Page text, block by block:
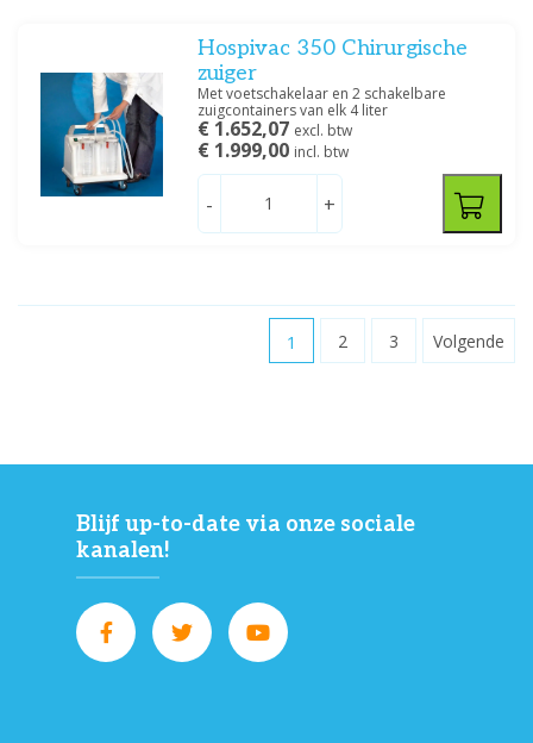
Hospivac 350 Chirurgische
zuiger
Met voetschakelaar en 2 schakelbare
zuigcontainers van elk 4 liter
€ 1.652,07 excl. btw
€ 1.999,00 incl. btw
- +
1 2 3 Volgende
Blijf up-to-date via onze sociale
kanalen!